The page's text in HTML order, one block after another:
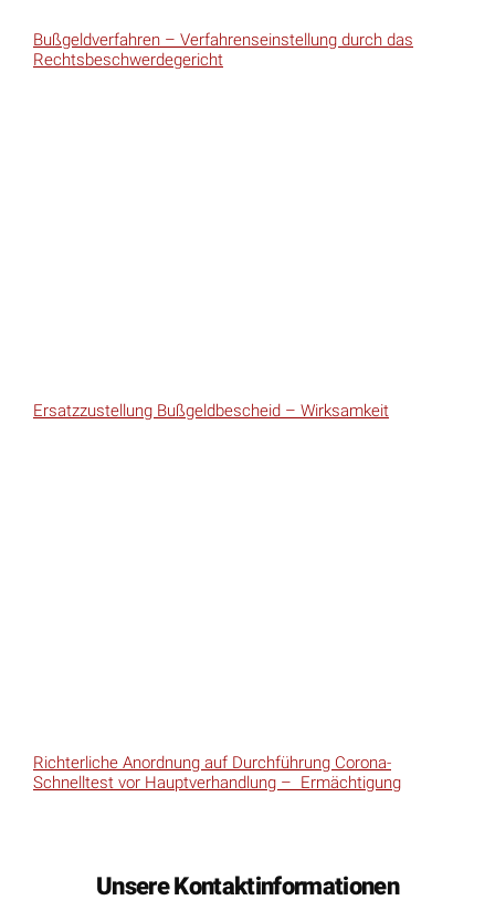
Bußgeldverfahren – Verfahrenseinstellung durch das
Rechtsbeschwerdegericht
Ersatzzustellung Bußgeldbescheid – Wirksamkeit
Richterliche Anordnung auf Durchführung Corona-
Schnelltest vor Hauptverhandlung – Ermächtigung
Unsere Kontaktinformationen